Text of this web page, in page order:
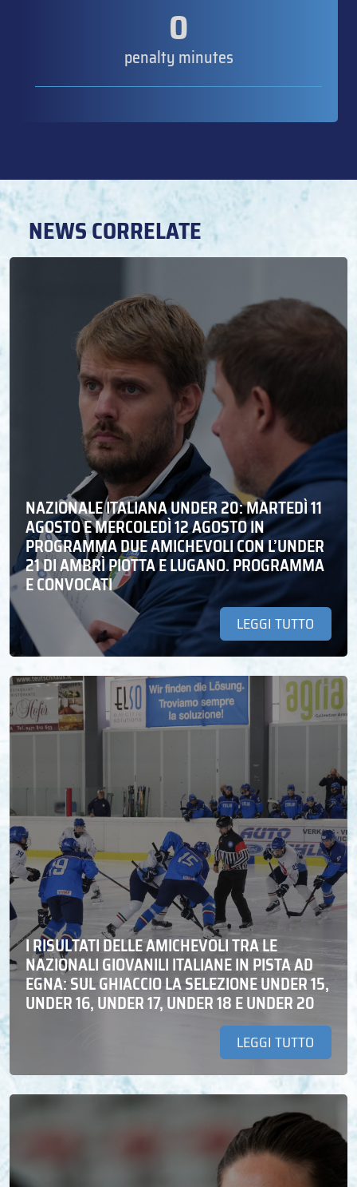
0
penalty minutes
NEWS CORRELATE
NAZIONALE ITALIANA UNDER 20: MARTEDÌ 11
AGOSTO E MERCOLEDÌ 12 AGOSTO IN
PROGRAMMA DUE AMICHEVOLI CON L’UNDER
21 DI AMBRÌ PIOTTA E LUGANO. PROGRAMMA
E CONVOCATI
LEGGI TUTTO
I RISULTATI DELLE AMICHEVOLI TRA LE
NAZIONALI GIOVANILI ITALIANE IN PISTA AD
EGNA: SUL GHIACCIO LA SELEZIONE UNDER 15,
UNDER 16, UNDER 17, UNDER 18 E UNDER 20
LEGGI TUTTO